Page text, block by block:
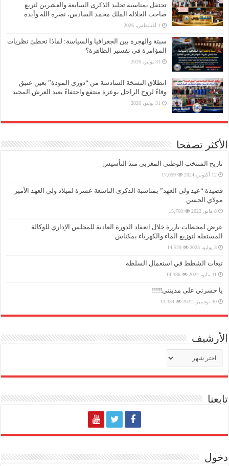
تحتفل بمناسبة تخليد الذكرى السابعة والعشرين لتربع
صاحب الجلالة الملك محمد السادس، نصره الله وأيده
1 أغسطس، 2026
سبتة والهجرة بين الجغرافيا والسياسة: لماذا تخطئ نظريات
المؤامرة في تفسير الظاهرة؟
31 يوليو، 2026
انطلاق النسخة السادسة من “دوري المودة” بعين عتيق
وفاءً لروح الراحل بوعزة منتفع واحتفاءً بعيد العرش المجيد
31 يوليو، 2026
الأكثر تصفحا
تاريخ المنتخب الوطني المغربي منذ التأسيس
12 أكتوبر، 2024 17,059
قصيدة “عيد ولي العهد” بمناسبة الذكرى التاسعة عشرة لميلاد ولي العهد الأمير
مولاي الحسن
8 مايو، 2022 15,760
عرض لمحطات بارزة خلال انعقاد الدورة العادية للمجلس الإداري للوكالة
المستقلة لتوزيع الماء والكهرباء بمكناس
3 يوليو، 2023 14,529
تبعات الشطط في استعمال السلطة
31 مايو، 2024 14,386
يا حسرتي على مدينتي!!!!!
30 نوفمبر، 2022 13,334
الأرشيف
تابعنا
دخول